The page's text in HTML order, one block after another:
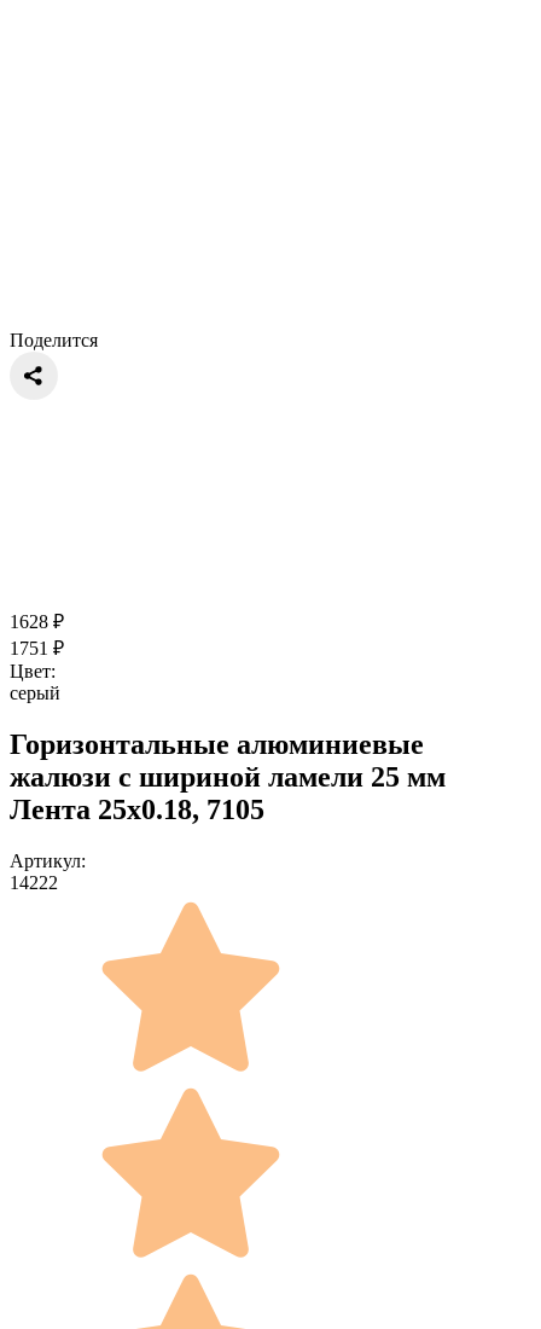
Поделится
1628 ₽
1751 ₽
Цвет:
серый
Горизонтальные алюминиевые
жалюзи с шириной ламели 25 мм
Лента 25x0.18, 7105
Артикул:
14222